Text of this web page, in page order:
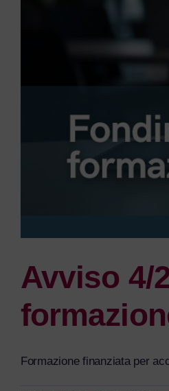
Avviso 4/
Formazione finanziata per